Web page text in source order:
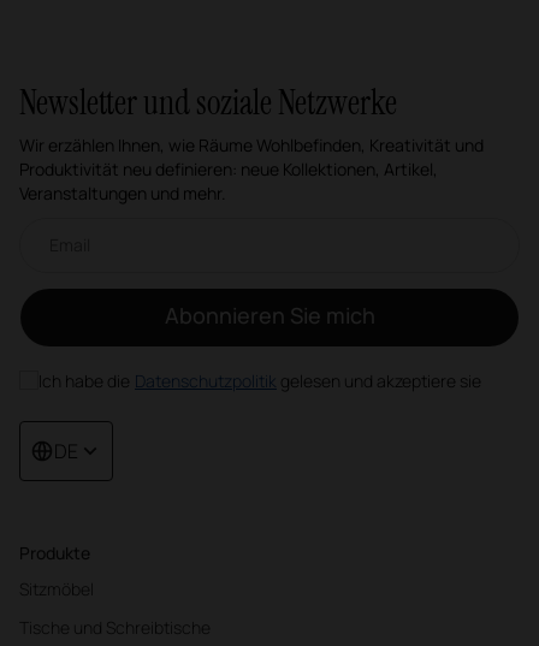
Produkte
Sitzmöbel
Tische und Schreibtische
Newsletter und soziale Netzwerke
Wir erzählen Ihnen, wie Räume Wohlbefinden, Kreativität und
Produktivität neu definieren: neue Kollektionen, Artikel,
Veranstaltungen und mehr.
Abonnieren Sie mich
Ich habe die Datenschutzpolitik gelesen und akzeptiere sie
DE